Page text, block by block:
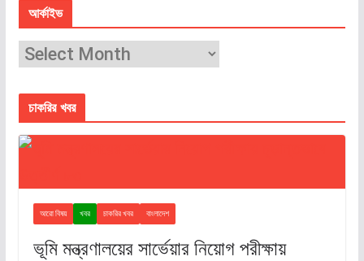
আর্কাইভ
চাকরির খবর
আরো বিষয় খবর চাকরির খবর বাংলাদেশ
ভূমি মন্ত্রণালয়ের সার্ভেয়ার নিয়োগ পরীক্ষায়